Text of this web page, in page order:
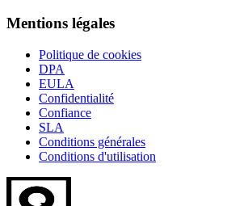
Mentions légales
Politique de cookies
DPA
EULA
Confidentialité
Confiance
SLA
Conditions générales
Conditions d'utilisation